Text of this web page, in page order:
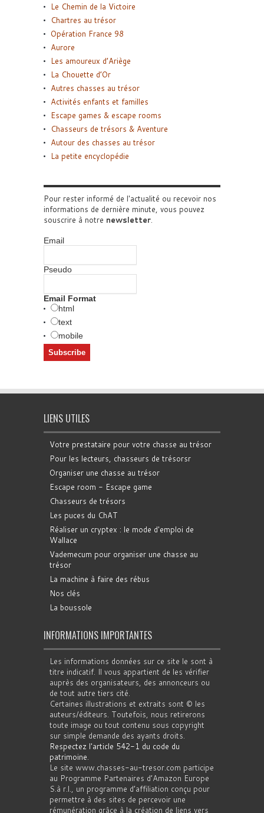
Le Chemin de la Victoire
Chartres au trésor
Opération France 98
Aurore
Les amoureux d’Ariège
La Chouette d’Or
Autres chasses au trésor
Activités enfants et familles
Escape games & escape rooms
Chasseurs de trésors & Aventure
Autour des chasses au trésor
La petite encyclopédie
Pour rester informé de l'actualité ou recevoir nos
informations de dernière minute, vous pouvez
souscrire à notre newsletter
Email
Pseudo
Email Format
html
text
mobile
LIENS UTILES
Votre prestataire pour votre chasse au trésor
Pour les lecteurs, chasseurs de trésorsr
Organiser une chasse au trésor
Escape room - Escape game
Chasseurs de trésors
Les puces du ChAT
Réaliser un cryptex : le mode d'emploi de
Wallace
Vademecum pour organiser une chasse au
trésor
La machine à faire des rébus
Nos clés
La boussole
INFORMATIONS IMPORTANTES
Les informations données sur ce site le sont à
titre indicatif. Il vous appartient de les vérifier
auprès des organisateurs, des annonceurs ou
de tout autre tiers cité.
Certaines illustrations et extraits sont © les
auteurs/éditeurs. Toutefois, nous retirerons
toute image ou tout contenu sous copyright
sur simple demande des ayants droits.
Respectez l'article 542-1 du code du
patrimoine
Le site www.chasses-au-tresor.com participe
au Programme Partenaires d’Amazon Europe
S.à r.l., un programme d’affiliation conçu pour
permettre à des sites de percevoir une
rémunération grâce à la création de liens vers